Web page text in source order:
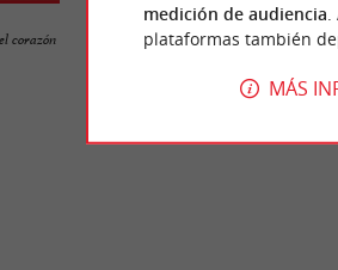
corazón
Bastide de Libourne
Libourne es una antigua ciudad portuaria
medición de audiencia
plataformas también
MÁS